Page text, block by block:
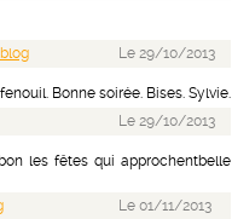
Le 29/10/2013
Bonne soirée. Bises. Sylvie.
Le 29/10/2013
les fêtes qui approchentbelle
Le 01/11/2013